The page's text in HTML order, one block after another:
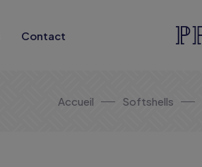
Contact
Accueil Softshells